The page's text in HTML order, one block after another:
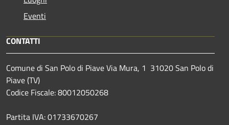
Eventi
CONTATTI
Comune di San Polo di Piave Via Mura, 1 31020 San Polo di
Piave (TV)
Codice Fiscale: 80012050268
Partita IVA: 01733670267